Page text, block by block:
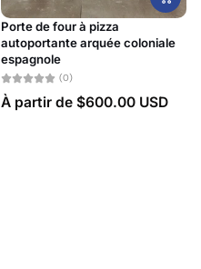
Porte de four à pizza
autoportante arquée coloniale
espagnole
(0)
À partir de $600.00 USD